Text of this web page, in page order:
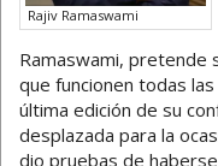
Rajiv Ramaswami
Ramaswami, pretende
que funcionen todas
última edición de su
desplazada para la
dio pruebas de